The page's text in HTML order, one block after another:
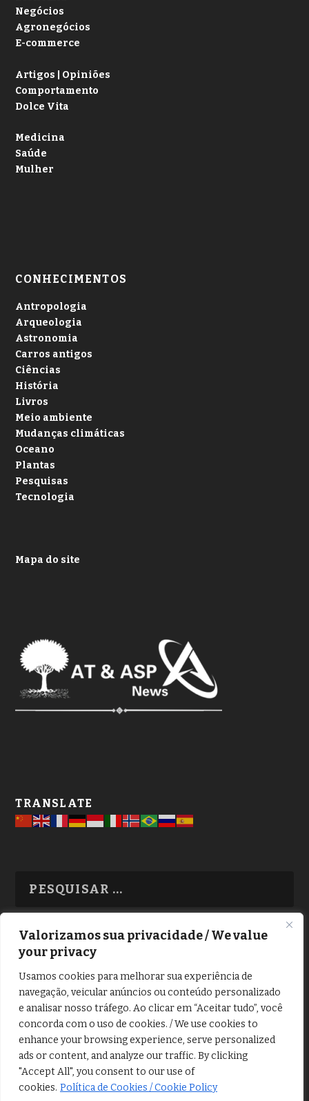
Valorizamos sua privacidade / We value
your privacy
Usamos cookies para melhorar sua experiência de
navegação, veicular anúncios ou conteúdo personalizado
e analisar nosso tráfego. Ao clicar em “Aceitar tudo”, você
concorda com o uso de cookies. / We use cookies to
enhance your browsing experience, serve personalized
ads or content, and analyze our traffic. By clicking
"Accept All", you consent to our use of
cookies. Política de Cookies / Cookie Policy
Negócios
Agronegócios
E-commerce
Artigos | Opiniões
Comportamento
Dolce Vita
Medicina
Saúde
Mulher
CONHECIMENTOS
Antropologia
Arqueologia
Astronomia
Carros antigos
Ciências
História
Livros
Meio ambiente
Mudanças climáticas
Oceano
Plantas
Pesquisas
Tecnologia
Mapa do site
TRANSLATE
TODAS OS ASSUNTOS
Copyright © Alô Tatuapé 2013 / 2026
Desenvolvido por ALOSP MKT DIGITAL